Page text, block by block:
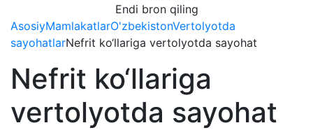
Endi bron qiling
AsosiyMamlakatlarO'zbekistonVertolyotda
sayohatlarNefrit ko‘llariga vertolyotda sayohat
Nefrit ko‘llariga
vertolyotda sayohat